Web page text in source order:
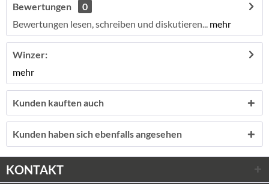
Bewertungen
0
Bewertungen lesen, schreiben und diskutieren... mehr
Winzer:
mehr
Kunden kauften auch
Kunden haben sich ebenfalls angesehen
KONTAKT